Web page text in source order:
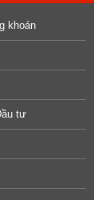
khoán
tư